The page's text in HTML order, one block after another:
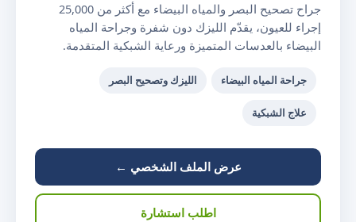
جراح تصحيح البصر والمياه البيضاء مع أكثر من 25,000
إجراء للعيون، يقدّم الليزك دون شفرة وجراحة المياه
البيضاء بالعدسات المتميزة ورعاية الشبكية المتقدمة.
جراحة المياه البيضاء الليزك وتصحيح البصر
علاج الشبكية
عرض الملف الشخصي ←
اطلب استشارة